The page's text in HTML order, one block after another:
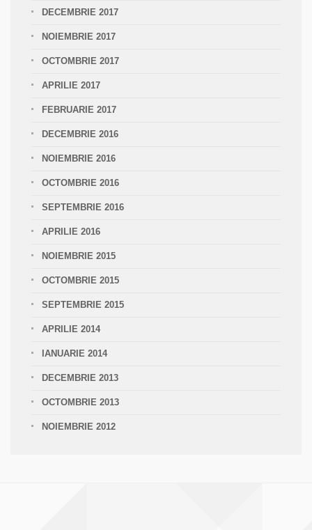
DECEMBRIE 2017
NOIEMBRIE 2017
OCTOMBRIE 2017
APRILIE 2017
FEBRUARIE 2017
DECEMBRIE 2016
NOIEMBRIE 2016
OCTOMBRIE 2016
SEPTEMBRIE 2016
APRILIE 2016
NOIEMBRIE 2015
OCTOMBRIE 2015
SEPTEMBRIE 2015
APRILIE 2014
IANUARIE 2014
DECEMBRIE 2013
OCTOMBRIE 2013
NOIEMBRIE 2012